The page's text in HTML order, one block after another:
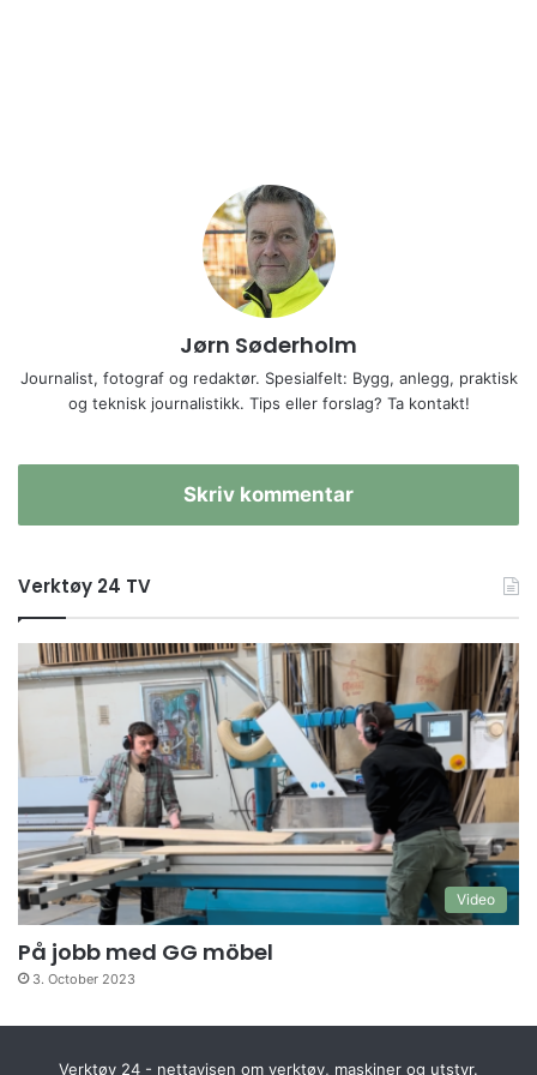
Jørn Søderholm
Journalist, fotograf og redaktør. Spesialfelt: Bygg, anlegg, praktisk
og teknisk journalistikk. Tips eller forslag? Ta kontakt!
Skriv kommentar
Verktøy 24 TV
Video
På jobb med GG möbel
3. October 2023
Verktøy 24 - nettavisen om verktøy, maskiner og utstyr.